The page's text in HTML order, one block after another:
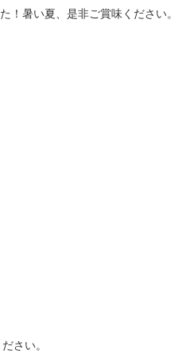
！暑い夏、是非ご賞味ください。
さい。